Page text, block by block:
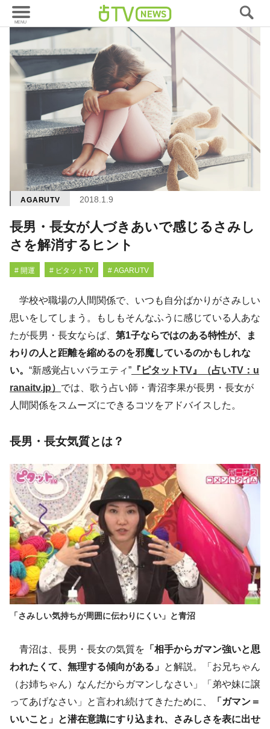
AGARUTV 2018.1.9
長男・長女が人づきあいで感じるさみし
さを解消するヒント
# 開運 # ピタットTV # AGARUTV
学校や職場の人間関係で、いつも自分ばかりがさみしい
思いをしてしまう。もしもそんなふうに感じている人あな
たが長男・長女ならば、 第1子ならではのある特性が、ま
わりの人と距離を縮めるのを邪魔しているのかもしれな
い。 “新感覚占いバラエティ” 『ピタットTV』（占いTV：u
ranaitv.jp） では、歌う占い師・青沼李果が長男・長女が
人間関係をスムーズにできるコツをアドバイスした。
長男・長女気質とは？
「さみしい気持ちが周囲に伝わりにくい」と青沼
青沼は、長男・長女の気質を 「相手からガマン強いと思
われたくて、無理する傾向がある」 と解説。「お兄ちゃん
（お姉ちゃん）なんだからガマンしなさい」「弟や妹に譲
ってあげなさい」と言われ続けてきたために、
「ガマン＝
いいこと」と潜在意識にすり込まれ、さみしさを表に出せ